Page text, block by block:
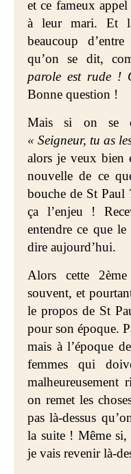
et ce fameux
à leur mari. Et
beaucoup
qu’on se dit,
parole est rude !
Bonne question !
Mais si on se
« Seigneur, tu as
alors je veux bien
nouvelle de ce
bouche de St Paul
ça l’enjeu !
entendre ce que
dire aujourd’hui.
Alors cette
souvent, et
le propos de St
pour son époque.
mais à l’époque
femmes qui
malheureusement
on remet les
pas là-dessus
la suite ! Même si,
je vais revenir là-